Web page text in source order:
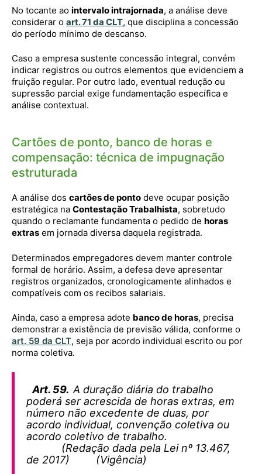
No tocante ao intervalo intrajornada, a análise deve
considerar o art. 71 da CLT, que disciplina a concessão
do período mínimo de descanso.
Caso a empresa sustente concessão integral, convém
indicar registros ou outros elementos que evidenciem a
fruição regular. Por outro lado, eventual redução ou
supressão parcial exige fundamentação específica e
análise contextual.
Cartões de ponto, banco de horas e
compensação: técnica de impugnação
estruturada
A análise dos cartões de ponto deve ocupar posição
estratégica na Contestação Trabalhista, sobretudo
quando o reclamante fundamenta o pedido de horas
extras em jornada diversa daquela registrada.
Determinados empregadores devem manter controle
formal de horário. Assim, a defesa deve apresentar
registros organizados, cronologicamente alinhados e
compatíveis com os recibos salariais.
Ainda, caso a empresa adote banco de horas, precisa
demonstrar a existência de previsão válida, conforme o
art. 59 da CLT, seja por acordo individual escrito ou por
norma coletiva.
Art. 59. A duração diária do trabalho
poderá ser acrescida de horas extras, em
número não excedente de duas, por
acordo individual, convenção coletiva ou
acordo coletivo de trabalho.
(Redação dada pela Lei nº 13.467,
de 2017) (Vigência)